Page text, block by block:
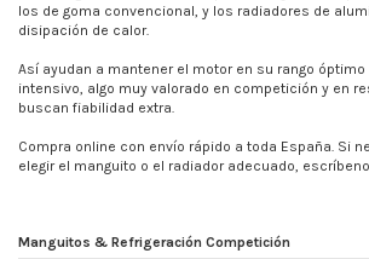
los de goma convencional, y los radiadores de
disipación de calor.
Así ayudan a mantener el motor en su rango
intensivo, algo muy valorado en competición y en
buscan fiabilidad extra.
Compra online con envío rápido a toda España. Si
elegir el manguito o el radiador adecuado,
Manguitos & Refrigeración Competición